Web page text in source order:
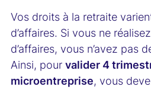
Vos droits à la retraite
d’affaires. Si vous ne
d’affaires, vous n’avez pas
Ainsi, pour valider 4
microentreprise, vous